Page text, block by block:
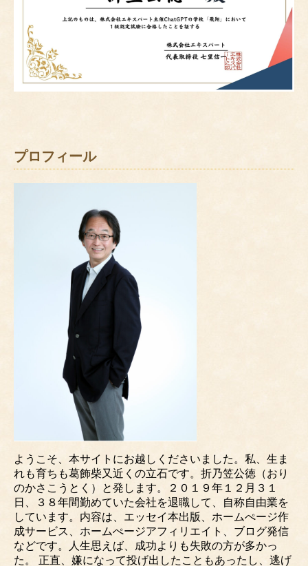
プロフィール
ようこそ、本サイトにお越しくださいました。私、生ま
れも育ちも葛飾柴又近くの立石です。折乃笠公徳（おり
のかさこうとく）と発します。２０１９年１２月３１
日、３８年間勤めていた会社を退職して、自称自由業を
しています。内容は、エッセイ本出版、ホームぺージ作
成サービス、ホームぺージアフィリエイト、ブログ発信
などです。人生思えば、成功よりも失敗の方が多かっ
た。 正直、嫌になって投げ出したこともあったし、逃げ